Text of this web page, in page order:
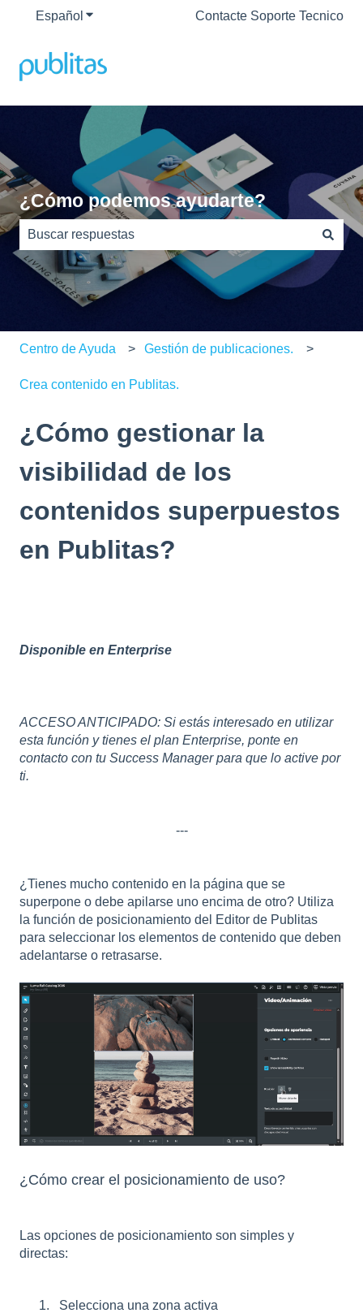
Español Traducciones de Mostrar submenú de
Contacte Soporte Tecnico
¿Cómo podemos ayudarte?
No hay sugerencias porque el campo de búsqueda
Centro de Ayuda Gestión de publicaciones.
Crea contenido en Publitas.
¿Cómo gestionar la
visibilidad de los
contenidos superpuestos
en Publitas?
Disponible en Enterprise
ACCESO ANTICIPADO: Si estás interesado en utilizar
esta función y tienes el plan Enterprise, ponte en
contacto con tu Success Manager para que lo active por
ti.
---
¿Tienes mucho contenido en la página que se
superpone o debe apilarse uno encima de otro? Utiliza
la función de posicionamiento del Editor de Publitas
para seleccionar los elementos de contenido que deben
adelantarse o retrasarse.
¿Cómo crear el posicionamiento de uso?
Las opciones de posicionamiento son simples y
directas:
Selecciona una zona activa